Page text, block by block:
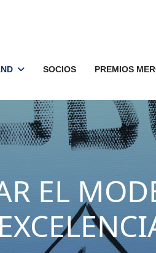
SOCIOS PREMIOS
EL